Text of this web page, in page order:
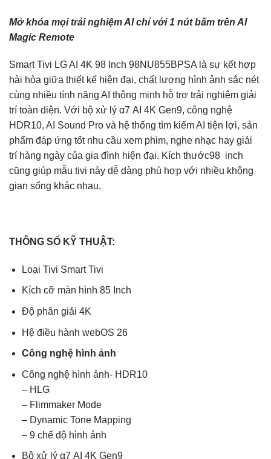
Mở khóa mọi trải nghiệm AI chỉ với 1 nút bấm trên AI
Magic Remote
Smart Tivi LG AI 4K 98 Inch 98NU855BPSA là sự kết hợp
hài hòa giữa thiết kế hiện đại, chất lượng hình ảnh sắc nét
cùng nhiều tính năng AI thông minh hỗ trợ trải nghiệm giải
trí toàn diện. Với bộ xử lý α7 AI 4K Gen9, công nghệ
HDR10, AI Sound Pro và hệ thống tìm kiếm AI tiện lợi, sản
phẩm đáp ứng tốt nhu cầu xem phim, nghe nhạc hay giải
trí hàng ngày của gia đình hiện đại. Kích thước98 inch
cũng giúp mẫu tivi này dễ dàng phù hợp với nhiều không
gian sống khác nhau.
THÔNG SỐ KỸ THUẬT:
Loại Tivi Smart Tivi
Kích cỡ màn hình 85 Inch
Độ phân giải 4K
Hệ điều hành webOS 26
Công nghệ hình ảnh
Công nghệ hình ảnh- HDR10
– HLG
– Flimmaker Mode
– Dynamic Tone Mapping
– 9 chế độ hình ảnh
Bộ xử lý α7 AI 4K Gen9